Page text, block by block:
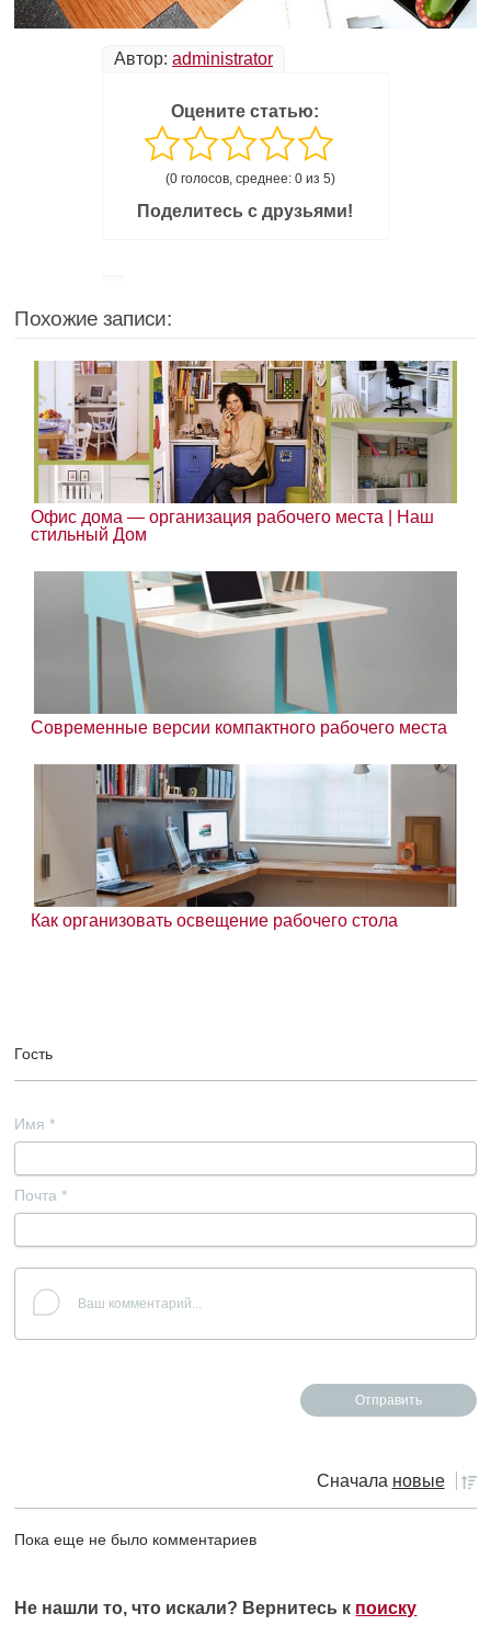
Автор: administrator
Оцените статью:
(0 голосов, среднее: 0 из 5)
Поделитесь с друзьями!
Похожие записи:
Офис дома — организация рабочего места | Наш
стильный Дом
Современные версии компактного рабочего места
Как организовать освещение рабочего стола
Гость
Имя *
Почта *
Сначала новые
Пока еще не было комментариев
Не нашли то, что искали? Вернитесь к поиску